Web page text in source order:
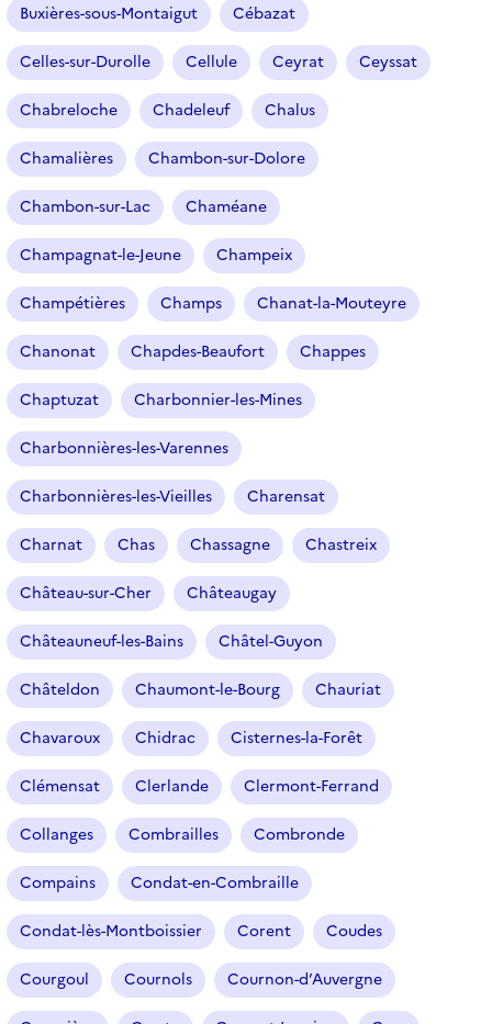
Buxières-sous-Montaigut Cébazat
Celles-sur-Durolle Cellule Ceyrat Ceyssat
Chabreloche Chadeleuf Chalus
Chamalières Chambon-sur-Dolore
Chambon-sur-Lac Chaméane
Champagnat-le-Jeune Champeix
Champétières Champs Chanat-la-Mouteyre
Chanonat Chapdes-Beaufort Chappes
Chaptuzat Charbonnier-les-Mines
Charbonnières-les-Varennes
Charbonnières-les-Vieilles Charensat
Charnat Chas Chassagne Chastreix
Château-sur-Cher Châteaugay
Châteauneuf-les-Bains Châtel-Guyon
Châteldon Chaumont-le-Bourg Chauriat
Chavaroux Chidrac Cisternes-la-Forêt
Clémensat Clerlande Clermont-Ferrand
Collanges Combrailles Combronde
Compains Condat-en-Combraille
Condat-lès-Montboissier Corent Coudes
Courgoul Cournols Cournon-d’Auvergne